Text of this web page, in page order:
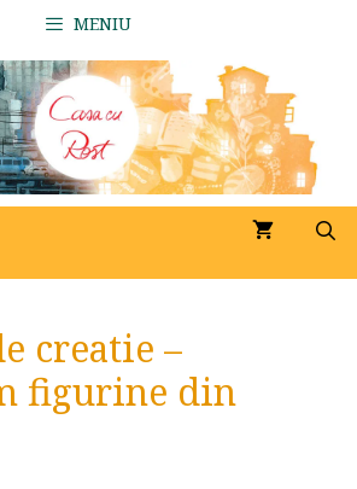
MENIU
creatie –
figurine din